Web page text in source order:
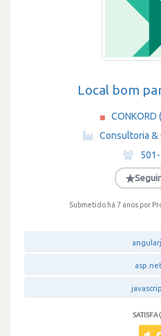
Local bom
CONKORD
·
Consultoria &
·
·
★Seguir
Submetido há 7 anos por
asp.net